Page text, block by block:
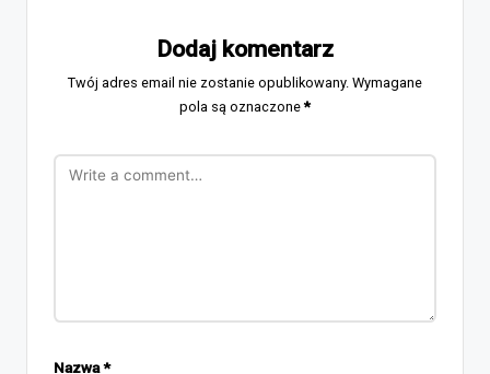
Dodaj komentarz
Twój adres email nie zostanie opublikowany. Wymagane
pola są oznaczone*
Nazwa*